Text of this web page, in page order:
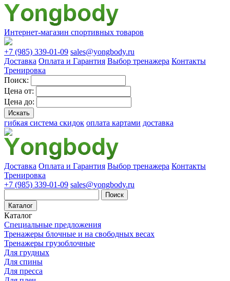
Интернет-магазин спортивных товаров
+7 (985) 339-01-09 sales@yongbody.ru
Доставка Оплата и Гарантия Выбор тренажера Контакты
Тренировка
Поиск:
Цена от:
Цена до:
гибкая система скидок оплата картами доставка
Доставка Оплата и Гарантия Выбор тренажера Контакты
Тренировка
+7 (985) 339-01-09 sales@yongbody.ru
Поиск
Каталог
Каталог
Специальные предложения
Тренажеры блочные и на свободных весах
Тренажеры грузоблочные
Для грудных
Для спины
Для пресса